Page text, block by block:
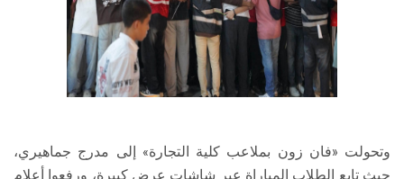
وتحولت «فان زون بملاعب كلية التجارة» إلى مدرج جماهيري،
حيث تابع الطلاب المباراة عبر شاشات عرض كبيرة، ورفعوا أعلام